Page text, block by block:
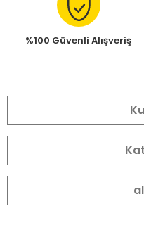
%100 Güvenli Alışveriş